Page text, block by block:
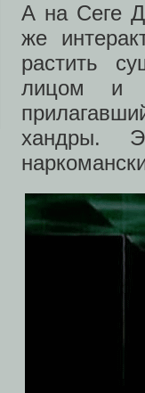
А на Сеге
же
растить
лицом и
хандры.